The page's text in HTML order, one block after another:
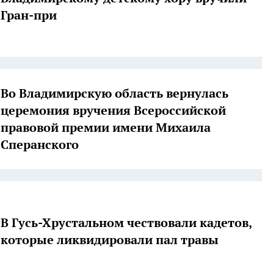
Гран-при
Во Владимирскую область вернулась
церемония вручения Всероссийской
правовой премии имени Михаила
Сперанского
В Гусь-Хрустальном чествовали кадетов,
которые ликвидировали пал травы